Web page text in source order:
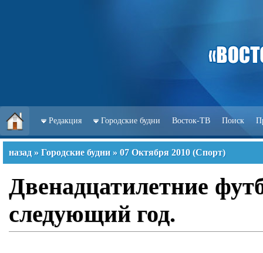
Редакция Городские будни Восток-ТВ Поиск
назад » Городские будни » 07 Октября 2010 (Спорт)
Двенадцатилетние
следующий год.